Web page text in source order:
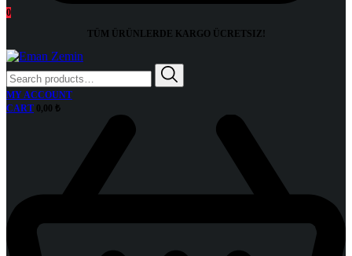
0
TÜM ÜRÜNLERDE KARGO ÜCRETSIZ!
Search
for:
MY ACCOUNT
CART
0,00 ₺